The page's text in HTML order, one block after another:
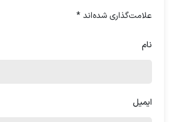
باید از شما پرسیدم تا نگاه
منفی است که ما را دستپاچه
علامت‌گذاری شده‌اند*
نام
ایمیل